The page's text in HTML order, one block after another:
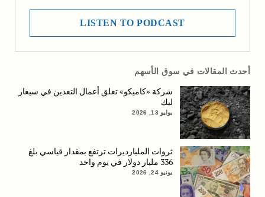
LISTEN TO PODCAST
أحدث المقالات في سوق الأسهم
شركة «كاميكو» تعلق أعمال التعدين في سيغار
ليك
يوليو 13, 2026
ثروات المليارديرات ترتفع بمقدار قياسي بلغ
336 مليار دولار في يوم واحد
يونيو 24, 2026